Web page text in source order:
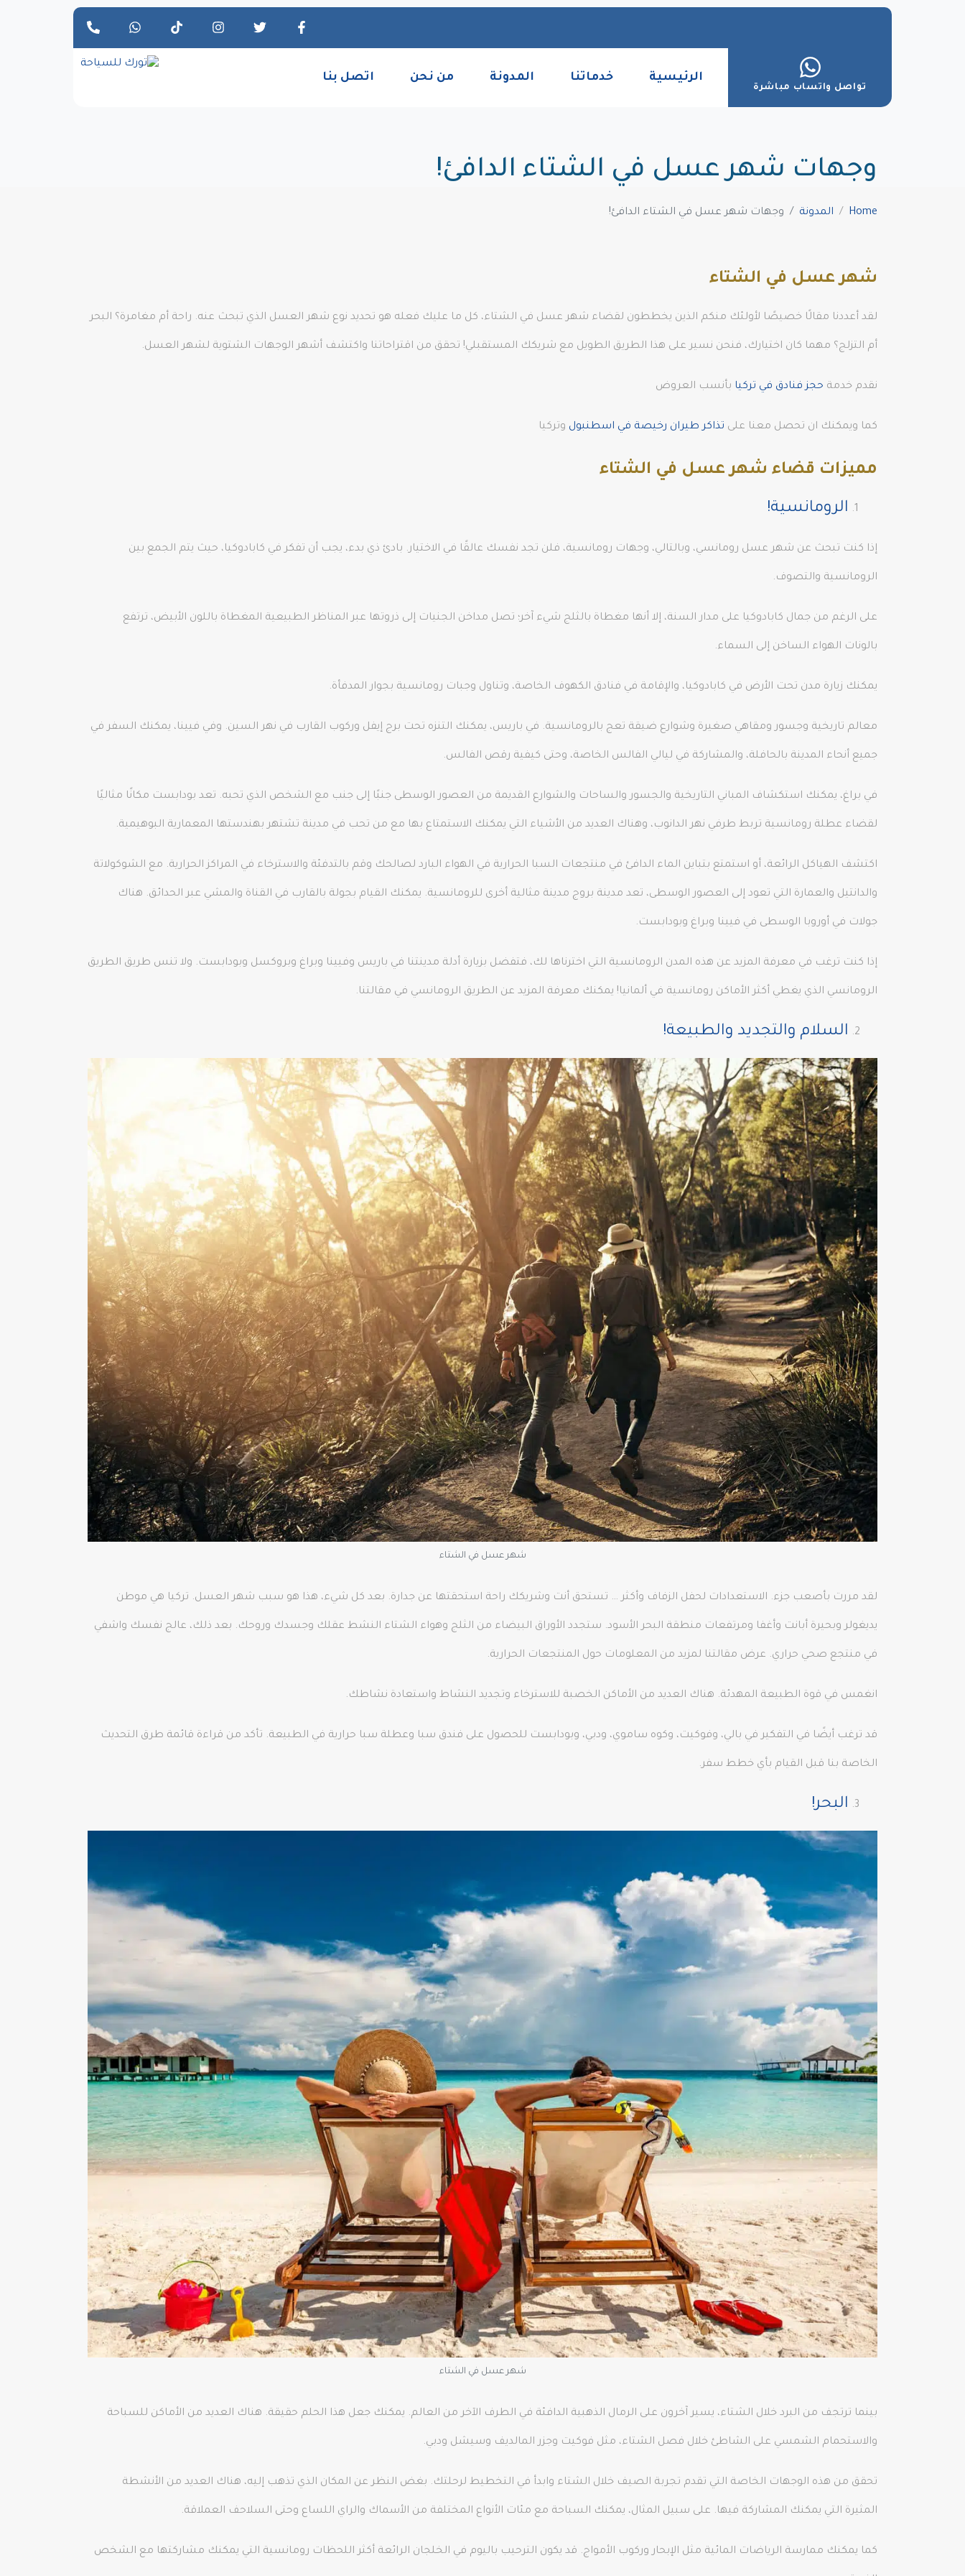
تواصل واتساب مباشرة
الرئيسية خدماتنا المدونة من نحن اتصل بنا
وجهات شهر عسل في الشتاء الدافئ!
Home المدونة وجهات شهر عسل في الشتاء الدافئ!
شهر عسل في الشتاء
لقد أعددنا مقالًا خصيصًا لأولئك منكم الذين يخططون لقضاء شهر عسل في الشتاء، كل ما عليك فعله هو تحديد نوع شهر العسل الذي تبحث عنه. راحة أم مغامرة؟ البحر
أم التزلج؟ مهما كان اختيارك، فنحن نسير على هذا الطريق الطويل مع شريكك المستقبلي! تحقق من اقتراحاتنا واكتشف أشهر الوجهات الشتوية لشهر العسل.
نقدم خدمة حجز فنادق في تركيا بأنسب العروض
كما ويمكنك ان تحصل معنا على تذاكر طيران رخيصة في اسطنبول وتركيا
مميزات قضاء شهر عسل في الشتاء
الرومانسية!
إذا كنت تبحث عن شهر عسل رومانسي، وبالتالي، وجهات رومانسية، فلن تجد نفسك عالقًا في الاختيار. بادئ ذي بدء، يجب أن تفكر في كابادوكيا، حيث يتم الجمع بين
الرومانسية والتصوف.
على الرغم من جمال كابادوكيا على مدار السنة، إلا أنها مغطاة بالثلج شيء آخر؛ تصل مداخن الجنيات إلى ذروتها عبر المناظر الطبيعية المغطاة باللون الأبيض، ترتفع
بالونات الهواء الساخن إلى السماء.
يمكنك زيارة مدن تحت الأرض في كابادوكيا، والإقامة في فنادق الكهوف الخاصة، وتناول وجبات رومانسية بجوار المدفأة.
معالم تاريخية وجسور ومقاهي صغيرة وشوارع ضيقة تعج بالرومانسية. في باريس، يمكنك التنزه تحت برج إيفل وركوب القارب في نهر السين. وفي فيينا، يمكنك السفر في
جميع أنحاء المدينة بالحافلة، والمشاركة في ليالي الفالس الخاصة، وحتى كيفية رقص الفالس.
في براغ، يمكنك استكشاف المباني التاريخية والجسور والساحات والشوارع القديمة من العصور الوسطى جنبًا إلى جنب مع الشخص الذي تحبه. تعد بودابست مكانًا مثاليًا
لقضاء عطلة رومانسية تربط طرفي نهر الدانوب، وهناك العديد من الأشياء التي يمكنك الاستمتاع بها مع من تحب في مدينة تشتهر بهندستها المعمارية البوهيمية.
اكتشف الهياكل الرائعة، أو استمتع بتباين الماء الدافئ في منتجعات السبا الحرارية في الهواء البارد لصالحك وقم بالتدفئة والاسترخاء في المراكز الحرارية. مع الشوكولاتة
والدانتيل والعمارة التي تعود إلى العصور الوسطى، تعد مدينة بروج مدينة مثالية أخرى للرومانسية. يمكنك القيام بجولة بالقارب في القناة والمشي عبر الحدائق. هناك
جولات في أوروبا الوسطى في فيينا وبراغ وبودابست.
إذا كنت ترغب في معرفة المزيد عن هذه المدن الرومانسية التي اخترناها لك، فتفضل بزيارة أدلة مدينتنا في باريس وفيينا وبراغ وبروكسل وبودابست. ولا تنس طريق الطريق
الرومانسي الذي يغطي أكثر الأماكن رومانسية في ألمانيا! يمكنك معرفة المزيد عن الطريق الرومانسي في مقالتنا.
السلام والتجديد والطبيعة!
شهر عسل في الشتاء
لقد مررت بأصعب جزء. الاستعدادات لحفل الزفاف وأكثر … تستحق أنت وشريكك راحة استحقتها عن جدارة. بعد كل شيء، هذا هو سبب شهر العسل. تركيا هي موطن
يديغولر وبحيرة أبانت وأغفا ومرتفعات منطقة البحر الأسود. ستجدد الأوراق البيضاء من الثلج وهواء الشتاء النشط عقلك وجسدك وروحك. بعد ذلك، عالج نفسك واشفي
في منتجع صحي حراري. عرض مقالتنا لمزيد من المعلومات حول المنتجعات الحرارية.
انغمس في قوة الطبيعة المهدئة. هناك العديد من الأماكن الخصبة للاسترخاء وتجديد النشاط واستعادة نشاطك.
قد ترغب أيضًا في التفكير في بالي، وفوكيت، وكوه ساموي، ودبي، وبودابست للحصول على فندق سبا وعطلة سبا حرارية في الطبيعة. تأكد من قراءة قائمة طرق التحديث
الخاصة بنا قبل القيام بأي خطط سفر.
البحر!
شهر عسل في الشتاء
بينما ترتجف من البرد خلال الشتاء، يسير آخرون على الرمال الذهبية الدافئة في الطرف الآخر من العالم. يمكنك جعل هذا الحلم حقيقة. هناك العديد من الأماكن للسباحة
والاستحمام الشمسي على الشاطئ خلال فصل الشتاء، مثل فوكيت وجزر المالديف وسيشل ودبي.
تحقق من هذه الوجهات الخاصة التي تقدم تجربة الصيف خلال الشتاء وابدأ في التخطيط لرحلتك. بغض النظر عن المكان الذي تذهب إليه، هناك العديد من الأنشطة
المثيرة التي يمكنك المشاركة فيها. على سبيل المثال، يمكنك السباحة مع مئات الأنواع المختلفة من الأسماك والراي اللساع وحتى السلاحف العملاقة.
كما يمكنك ممارسة الرياضات المائية مثل الإبحار وركوب الأمواج. قد يكون الترحيب باليوم في الخلجان الرائعة أكثر اللحظات رومانسية التي يمكنك مشاركتها مع الشخص